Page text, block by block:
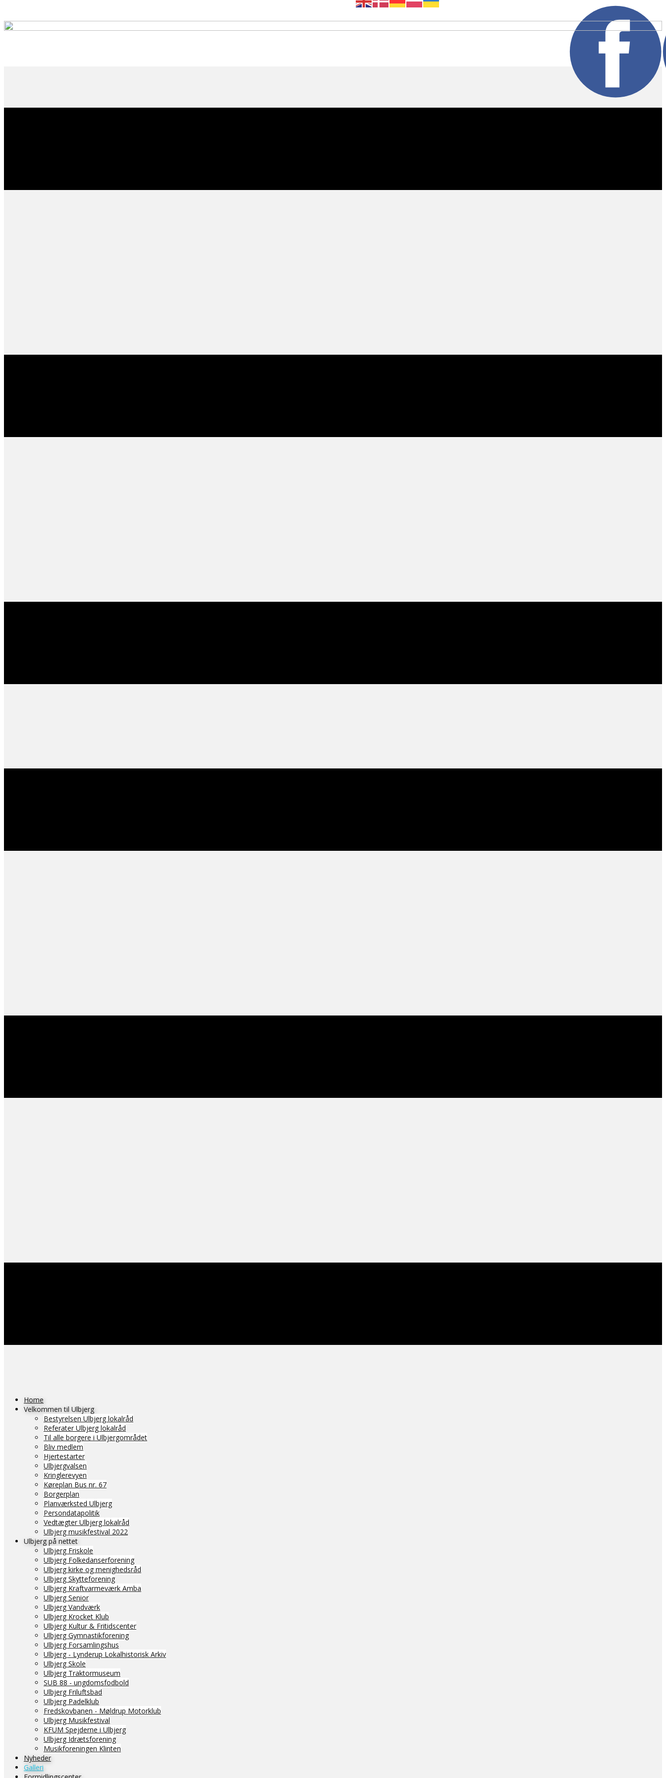
Home
Velkommen til Ulbjerg
Bestyrelsen Ulbjerg lokalråd
Referater Ulbjerg lokalråd
Til alle borgere i Ulbjergområdet
Bliv medlem
Hjertestarter
Ulbjergvalsen
Kringlerevyen
Køreplan Bus nr. 67
Borgerplan
Planværksted Ulbjerg
Persondatapolitik
Vedtægter Ulbjerg lokalråd
Ulbjerg musikfestival 2022
Ulbjerg på nettet
Ulbjerg Friskole
Ulbjerg Folkedanserforening
Ulbjerg kirke og menighedsråd
Ulbjerg Skytteforening
Ulbjerg Kraftvarmeværk Amba
Ulbjerg Senior
Ulbjerg Vandværk
Ulbjerg Krocket Klub
Ulbjerg Kultur & Fritidscenter
Ulbjerg Gymnastikforening
Ulbjerg Forsamlingshus
Ulbjerg - Lynderup Lokalhistorisk Arkiv
Ulbjerg Skole
Ulbjerg Traktormuseum
SUB 88 - ungdomsfodbold
Ulbjerg Friluftsbad
Ulbjerg Padelklub
Fredskovbanen - Møldrup Motorklub
Ulbjerg Musikfestival
KFUM Spejderne i Ulbjerg
Ulbjerg Idrætsforening
Musikforeningen Klinten
Nyheder
Galleri